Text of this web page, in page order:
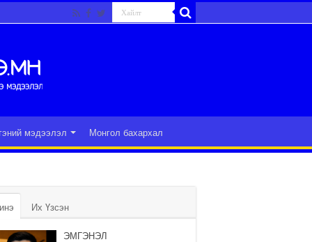
мэдээлэл Монгол бахархал
Их Үзсэн
ЭМГЭНЭЛ